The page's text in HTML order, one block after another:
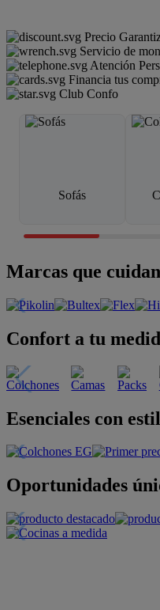
Precio
Servicio de
Atención
Financia tus
Club Confo
Sofás
Marcas que
Confort a tu
Esenciales con
Oportunidades